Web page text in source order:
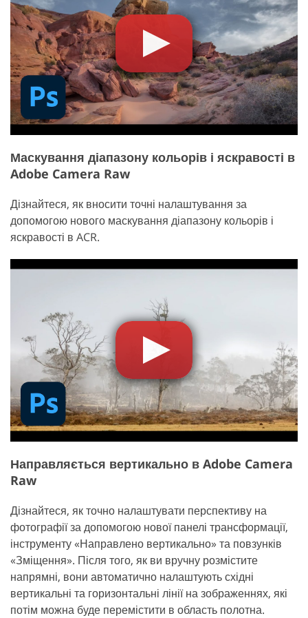
Маскування діапазону кольорів і яскравості в
Adobe Camera Raw
Дізнайтеся, як вносити точні налаштування за
допомогою нового маскування діапазону кольорів і
яскравості в ACR.
Направляється вертикально в Adobe Camera
Raw
Дізнайтеся, як точно налаштувати перспективу на
фотографії за допомогою нової панелі трансформації,
інструменту «Направлено вертикально» та повзунків
«Зміщення». Після того, як ви вручну розмістите
напрямні, вони автоматично налаштують східні
вертикальні та горизонтальні лінії на зображеннях, які
потім можна буде перемістити в область полотна.